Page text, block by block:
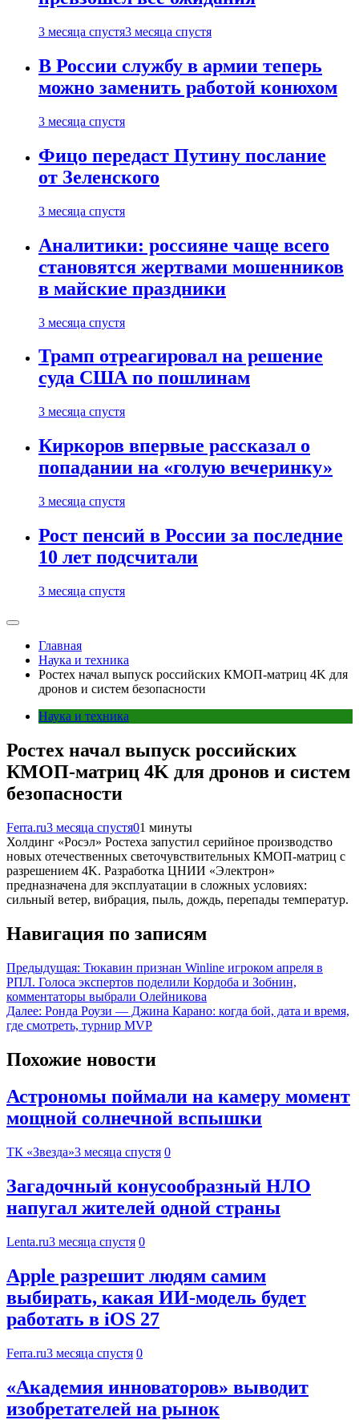
3 месяца спустя3 месяца спустя
В России службу в армии теперь
можно заменить работой конюхом
3 месяца спустя
Фицо передаст Путину послание
от Зеленского
3 месяца спустя
Аналитики: россияне чаще всего
становятся жертвами мошенников
в майские праздники
3 месяца спустя
Трамп отреагировал на решение
суда США по пошлинам
3 месяца спустя
Киркоров впервые рассказал о
попадании на «голую вечеринку»
3 месяца спустя
Рост пенсий в России за последние
10 лет подсчитали
3 месяца спустя
Главная
Наука и техника
Ростех начал выпуск российских КМОП-матриц 4K для
дронов и систем безопасности
Наука и техника
Ростех начал выпуск российских
КМОП-матриц 4K для дронов и систем
безопасности
Ferra.ru3 месяца спустя01 минуты
Холдинг «Росэл» Ростеха запустил серийное производство
новых отечественных светочувствительных КМОП-матриц с
разрешением 4K. Разработка ЦНИИ «Электрон»
предназначена для эксплуатации в сложных условиях:
сильный ветер, вибрация, пыль, дождь, перепады температур.
Навигация по записям
Предыдущая: Тюкавин признан Winline игроком апреля в
РПЛ. Голоса экспертов поделили Кордоба и Зобнин,
комментаторы выбрали Олейникова
Далее: Ронда Роузи — Джина Карано: когда бой, дата и время,
где смотреть, турнир MVP
Похожие новости
Астрономы поймали на камеру момент
мощной солнечной вспышки
ТК «Звезда»3 месяца спустя 0
Загадочный конусообразный НЛО
напугал жителей одной страны
Lenta.ru3 месяца спустя 0
Apple разрешит людям самим
выбирать, какая ИИ-модель будет
работать в iOS 27
Ferra.ru3 месяца спустя 0
«Академия инноваторов» выводит
изобретателей на рынок